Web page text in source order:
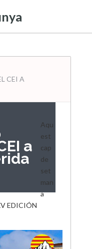
CEI A
a
Aqu
est
cap
de
set
man
a
EDICIÓN